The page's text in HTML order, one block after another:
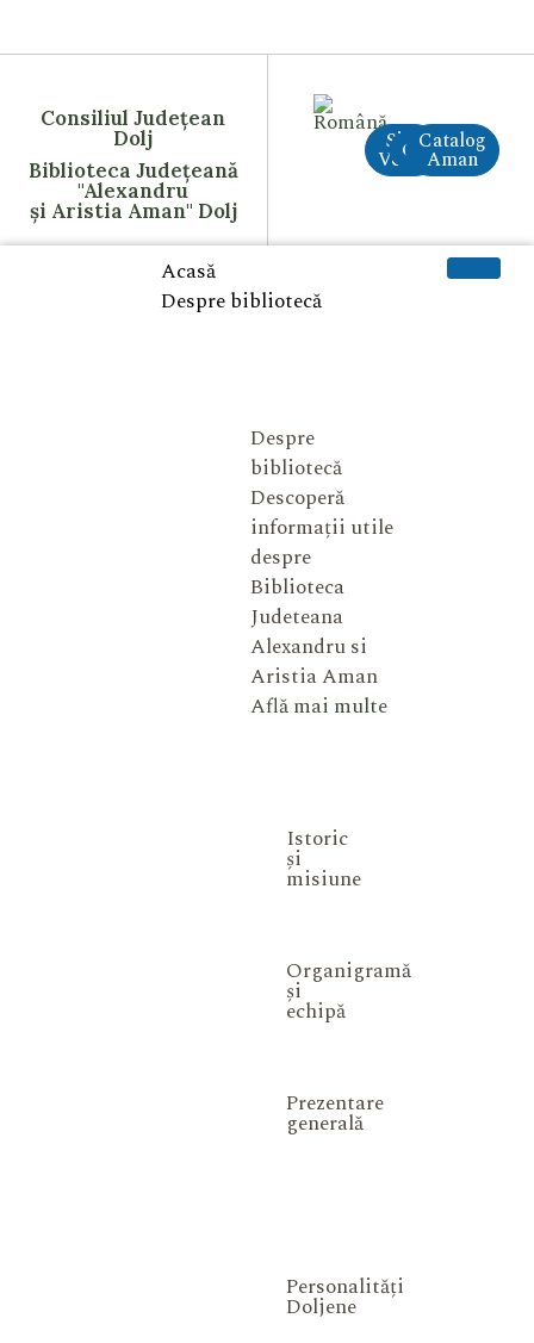
Consiliul Județean
Dolj
Biblioteca Județeană
"Alexandru
și Aristia Aman" Dolj
Site
VechiCreAI
Catalog
Aman
Acasă
Despre bibliotecă
Despre
bibliotecă
Descoperă
informații utile
despre
Biblioteca
Judeteana
Alexandru si
Aristia Aman
Află mai multe
Istoric
și
misiune
Organigramă
și
echipă
Prezentare
generală
Personalități
Doljene